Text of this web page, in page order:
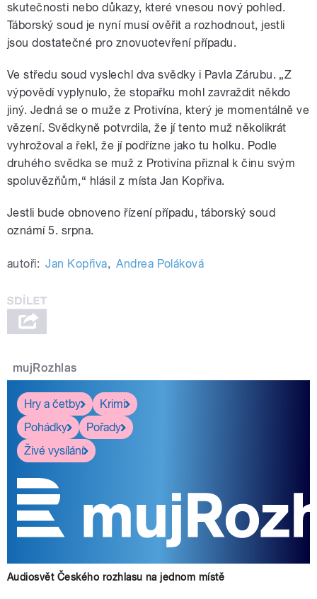
skutečnosti nebo důkazy, které vnesou nový pohled.
Táborský soud je nyní musí ověřit a rozhodnout, jestli
jsou dostatečné pro znovuotevření případu.
Ve středu soud vyslechl dva svědky i Pavla Zárubu. „Z
výpovědí vyplynulo, že stopařku mohl zavraždit někdo
jiný. Jedná se o muže z Protivína, který je momentálně ve
vězení. Svědkyně potvrdila, že jí tento muž několikrát
vyhrožoval a řekl, že jí podřízne jako tu holku. Podle
druhého svědka se muž z Protivína přiznal k činu svým
spoluvězňům,“ hlásil z místa Jan Kopřiva.
Jestli bude obnoveno řízení případu, táborský soud
oznámí 5. srpna.
autoři: Jan Kopřiva, Andrea Poláková
mujRozhlas
Hry a četby
Krimi
Pohádky
Pořady
Živé vysílání
Audiosvět Českého rozhlasu na jednom místě